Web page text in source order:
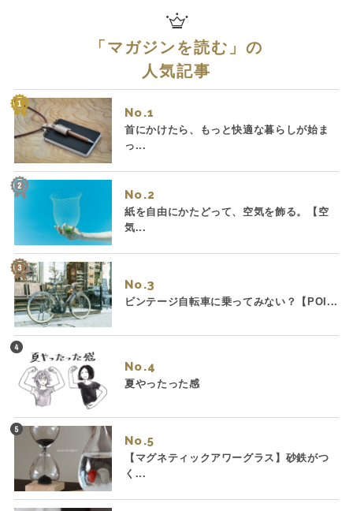
「 マガジンを読む 」の
人気記事
No.
首にかけたら、もっと快適な暮らしが始ま
っ...
No.
紙を自由にかたどって、空気を飾る。【空
気...
No.
ビンテージ自転車に乗ってみない？【POI...
No.
夏やったった感
No.
【マグネティックアワーグラス】砂鉄がつ
く...